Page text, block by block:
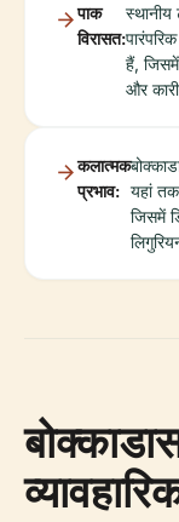
पाक
विरासत:
स्थानीय
हैं,
और
कलात्मक
प्रभाव: यहां तक
जिसमें